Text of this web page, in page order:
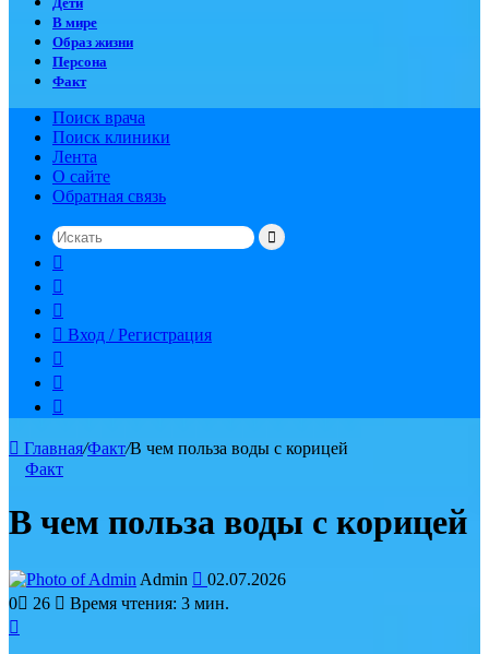
В мире
Образ жизни
Персона
Факт
Поиск врача
Поиск клиники
Лента
О сайте
Обратная связь
Искать
статья
Вход / Регистрация
Главная/Факт/В чем польза воды с корицей
Факт
В чем польза воды с корицей
Admin
Send
email
02.07.2026
0
26 Время чтения: 3 мин.